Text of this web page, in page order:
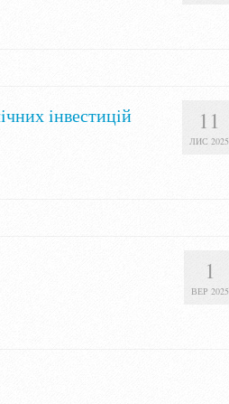
11
ЛИС 2025
iнвестицiй
1
ВЕР 2025